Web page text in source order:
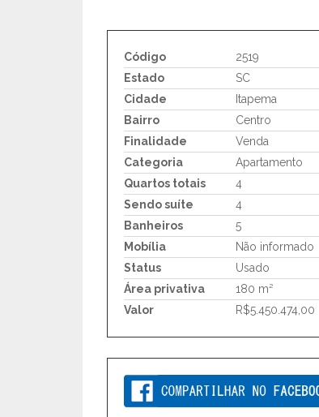
Código
2519
Estado
SC
Cidade
Itapema
Bairro
Centro
Finalidade
Venda
Categoria
Apartamento
Quartos totais
4
Sendo suíte
4
Banheiros
5
Mobília
Não informado
Status
Usado
Área privativa
180 m²
Valor
R$5.450.474,00